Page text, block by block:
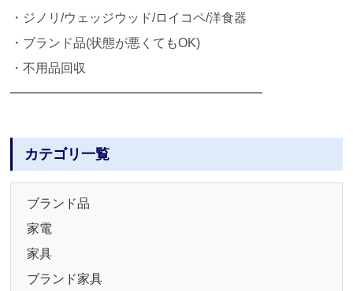
・ジノリ/ウェッジウッド/ロイコペ/洋食器
・ブランド品(状態が悪くてもOK)
・不用品回収
━━━━━━━━━━━━━━━━━━━━
カテゴリ一覧
ブランド品
家電
家具
ブランド家具